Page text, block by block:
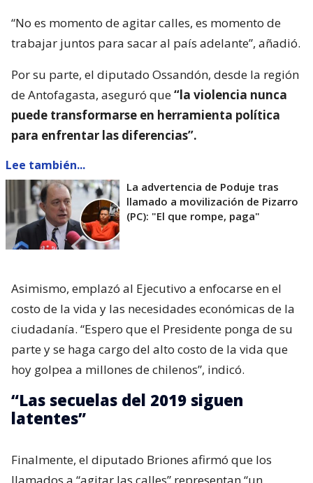
“No es momento de agitar calles, es momento de
trabajar juntos para sacar al país adelante”, añadió.
Por su parte, el diputado Ossandón, desde la región
de Antofagasta, aseguró que“la violencia nunca
puede transformarse en herramienta política
para enfrentar las diferencias”.
Lee también...
La advertencia de Poduje tras
llamado a movilización de Pizarro
(PC): "El que rompe, paga"
Asimismo, emplazó al Ejecutivo a enfocarse en el
costo de la vida y las necesidades económicas de la
ciudadanía. “Espero que el Presidente ponga de su
parte y se haga cargo del alto costo de la vida que
hoy golpea a millones de chilenos”, indicó.
“Las secuelas del 2019 siguen
latentes”
Finalmente, el diputado Briones afirmó que los
llamados a “agitar las calles” representan “un